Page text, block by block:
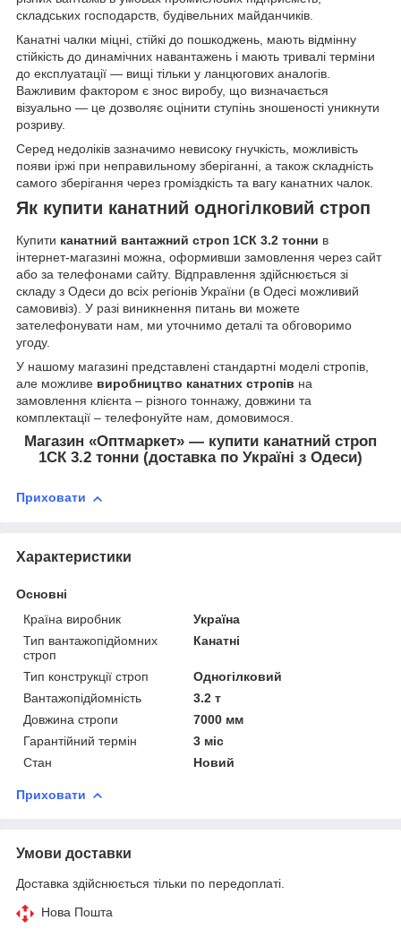
складських господарств, будівельних майданчиків.
Канатні чалки міцні, стійкі до пошкоджень, мають відмінну
стійкість до динамічних навантажень і мають тривалі терміни
до експлуатації — вищі тільки у ланцюгових аналогів.
Важливим фактором є знос виробу, що визначається
візуально — це дозволяє оцінити ступінь зношеності уникнути
розриву.
Серед недоліків зазначимо невисоку гнучкість, можливість
появи іржі при неправильному зберіганні, а також складність
самого зберігання через громіздкість та вагу канатних чалок.
Як купити канатний одногілковий строп
Купити канатний вантажний строп 1СК 3.2 тонни в
інтернет-магазині можна, оформивши замовлення через сайт
або за телефонами сайту. Відправлення здійснюється зі
складу з Одеси до всіх регіонів України (в Одесі можливий
самовивіз). У разі виникнення питань ви можете
зателефонувати нам, ми уточнимо деталі та обговоримо
угоду.
У нашому магазині представлені стандартні моделі стропів,
але можливе виробництво канатних стропів на
замовлення клієнта – різного тоннажу, довжини та
комплектації – телефонуйте нам, домовимося.
Магазин «Оптмаркет» — купити канатний строп
1СК 3.2 тонни (доставка по Україні з Одеси)
Приховати
Характеристики
Основні
Країна виробник
Україна
Тип вантажопідйомних
строп
Канатні
Тип конструкції строп
Одногілковий
Вантажопідйомність
3.2 т
Довжина стропи
7000 мм
Гарантійний термін
3 міс
Стан
Новий
Приховати
Умови доставки
Доставка здійснюється тільки по передоплаті.
Нова Пошта